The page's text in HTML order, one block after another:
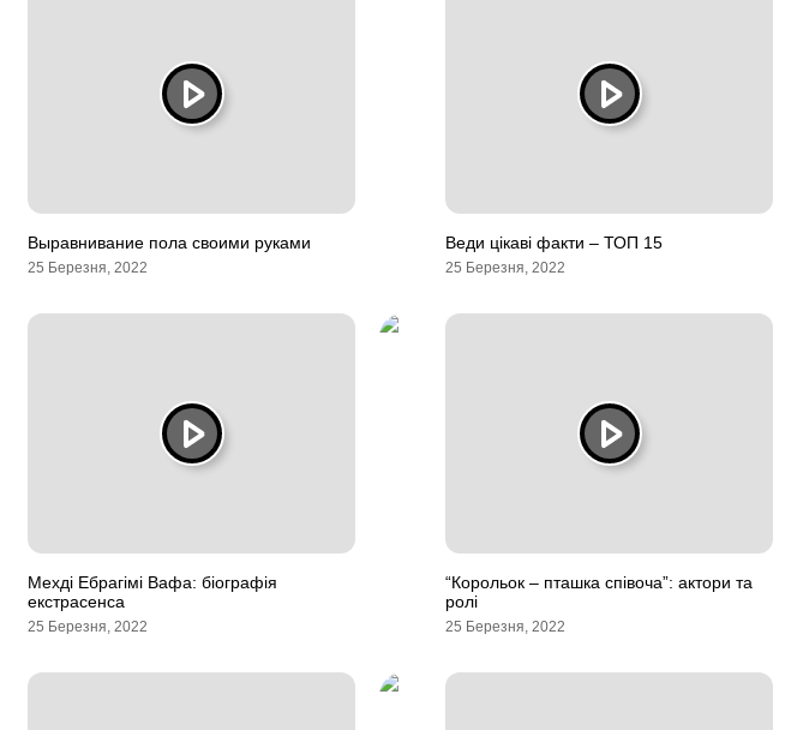
Выравнивание пола своими руками
25 Березня, 2022
Веди цікаві факти – ТОП 15
25 Березня, 2022
Мехді Ебрагімі Вафа: біографія
екстрасенса
25 Березня, 2022
“Корольок – пташка співоча”: актори та
ролі
25 Березня, 2022